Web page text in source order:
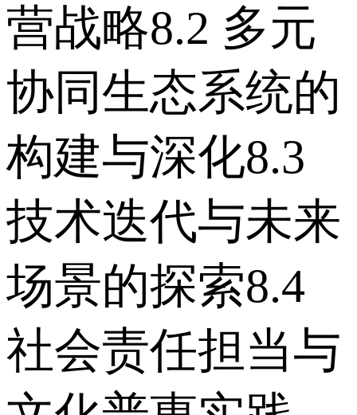
营战略 8.2 多元
协同生态系统的
构建与深化 8.3
技术迭代与未来
场景的探索 8.4
社会责任担当与